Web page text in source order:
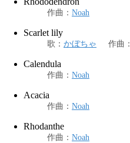
作曲 ： Noah
Scarlet lily
歌 ： かぼちゃ 作曲 ：
Calendula
作曲 ： Noah
Acacia
作曲 ： Noah
Rhodanthe
作曲 ： Noah